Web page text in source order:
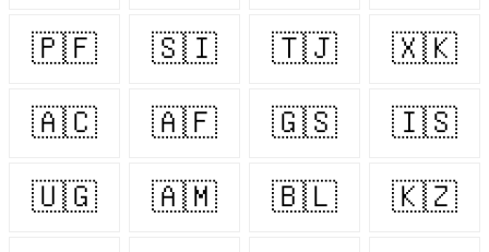
🇵🇫 🇸🇮 🇹🇯 🇽🇰
🇦🇨 🇦🇫 🇬🇸 🇮🇸
🇺🇬 🇦🇲 🇧🇱 🇰🇿